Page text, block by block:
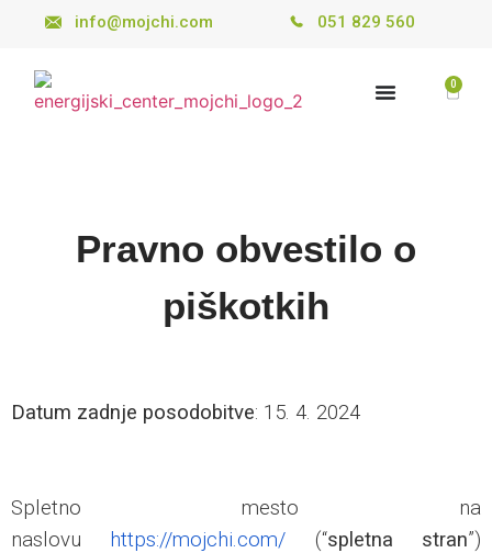
info@mojchi.com 051 829 560
0
Pravno obvestilo o
piškotkih
Datum zadnje posodobitve: 15. 4. 2024
Spletno mesto na
naslovu
https://mojchi.com/ (“spletna stran”)